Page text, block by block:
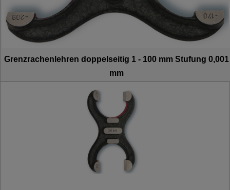
Grenzrachenlehren doppelseitig 1 - 100 mm Stufung 0,001
mm